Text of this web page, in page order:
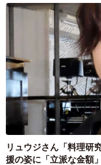
リュウジさん「料理
援の姿に「立派な金額